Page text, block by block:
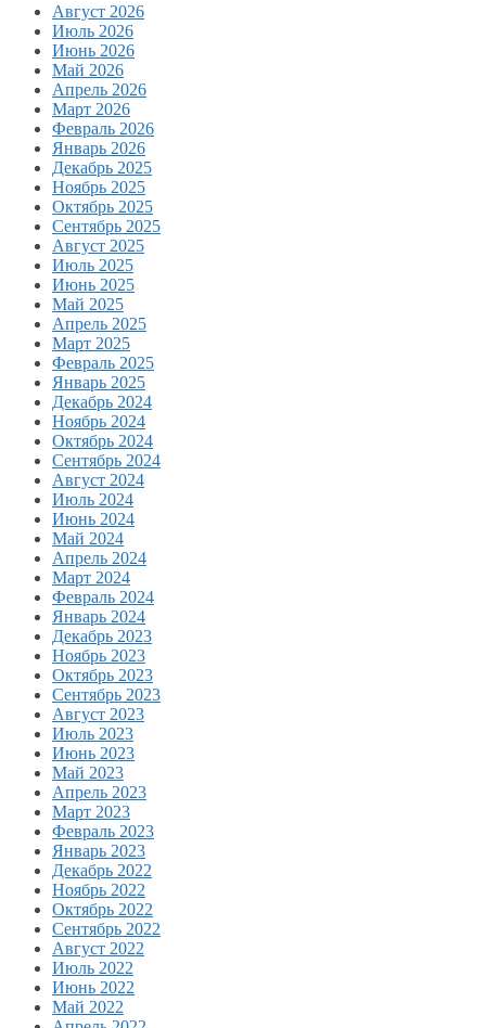
Август 2026
Июль 2026
Июнь 2026
Май 2026
Апрель 2026
Март 2026
Февраль 2026
Январь 2026
Декабрь 2025
Ноябрь 2025
Октябрь 2025
Сентябрь 2025
Август 2025
Июль 2025
Июнь 2025
Май 2025
Апрель 2025
Март 2025
Февраль 2025
Январь 2025
Декабрь 2024
Ноябрь 2024
Октябрь 2024
Сентябрь 2024
Август 2024
Июль 2024
Июнь 2024
Май 2024
Апрель 2024
Март 2024
Февраль 2024
Январь 2024
Декабрь 2023
Ноябрь 2023
Октябрь 2023
Сентябрь 2023
Август 2023
Июль 2023
Июнь 2023
Май 2023
Апрель 2023
Март 2023
Февраль 2023
Январь 2023
Декабрь 2022
Ноябрь 2022
Октябрь 2022
Сентябрь 2022
Август 2022
Июль 2022
Июнь 2022
Май 2022